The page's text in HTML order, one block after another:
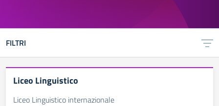
FILTRI
Liceo Linguistico
Liceo Linguistico internazionale